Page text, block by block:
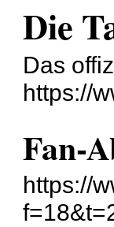
Die
Das
https://
Fan-
https://